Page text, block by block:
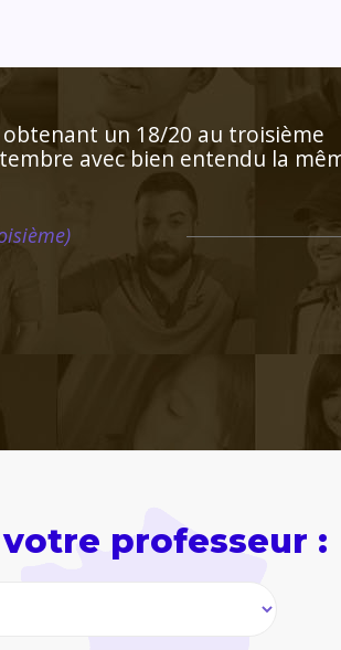
et répond à ses demandes"
ce qui facilite beaucoup
professeur :